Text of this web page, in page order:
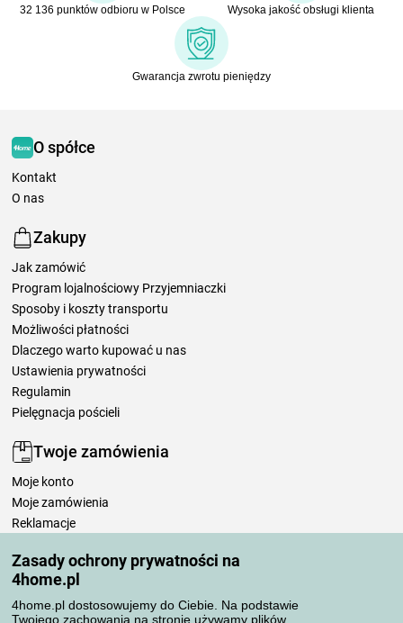
Zasady ochrony prywatności na
4home.pl
4home.pl dostosowujemy do Ciebie. Na podstawie
Twojego zachowania na stronie używamy plików
32 136 punktów odbioru w Polsce Wysoka jakość obsługi klienta
Gwarancja zwrotu pieniędzy
O spółce
Kontakt
O nas
Zakupy
Jak zamówić
Program lojalnościowy Przyjemniaczki
Sposoby i koszty transportu
Możliwości płatności
Dlaczego warto kupować u nas
Ustawienia prywatności
Regulamin
Pielęgnacja pościeli
Twoje zamówienia
Moje konto
Moje zamówienia
Reklamacje
Zasady przetwarzania recenzji
Sposoby transportu